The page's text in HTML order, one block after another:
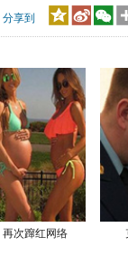
分享到
次蹿红网络